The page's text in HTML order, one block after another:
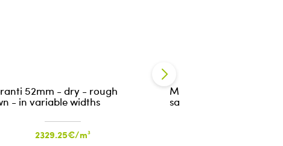
52mm - dry - rough
- in variable widths
2329.25€/m³
Meranti 65mm - dry -
sawn - in variable